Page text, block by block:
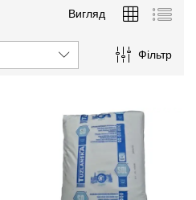
Вигляд
Фільтр